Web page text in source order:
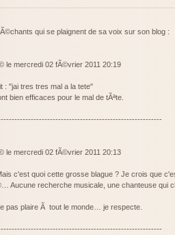
qui se plaignent de sa voix sur son blog :
le mercredi 02 fÃ©vrier 2011 20:19
: "jai tres tres mal a la tete"
bien efficaces pour le mal de tÃªte.
le mercredi 02 fÃ©vrier 2011 20:13
c'est quoi cette grosse blague ? Je crois que
Aucune recherche musicale, une chanteuse qui
pas plaire Ã tout le monde… je respecte.